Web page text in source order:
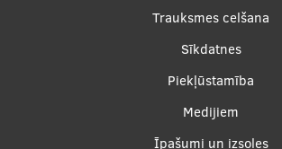
Trauksmes celšana
Sīkdatnes
Piekļūstamība
Medijiem
Īpašumi un izsoles